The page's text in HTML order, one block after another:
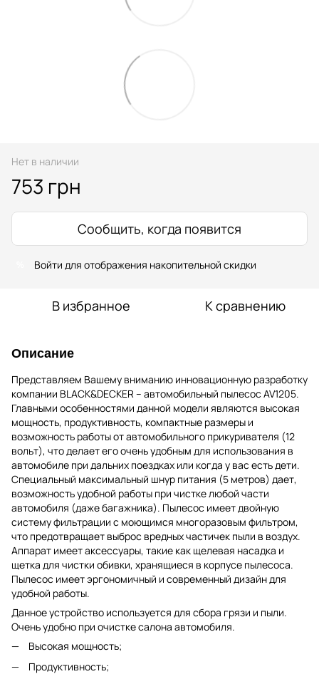
Нет в наличии
753 грн
Сообщить, когда появится
Войти для отображения накопительной скидки
В избранное К сравнению
Описание
Представляем Вашему вниманию инновационную разработку
компании BLACK&DECKER – автомобильный пылесос AV1205.
Главными особенностями данной модели являются высокая
мощность, продуктивность, компактные размеры и
возможность работы от автомобильного прикуривателя (12
вольт), что делает его очень удобным для использования в
автомобиле при дальних поездках или когда у вас есть дети.
Специальный максимальный шнур питания (5 метров) дает,
возможность удобной работы при чистке любой части
автомобиля (даже багажника). Пылесос имеет двойную
систему фильтрации с моющимся многоразовым фильтром,
что предотвращает выброс вредных частичек пыли в воздух.
Аппарат имеет аксессуары, такие как щелевая насадка и
щетка для чистки обивки, хранящиеся в корпусе пылесоса.
Пылесос имеет эргономичный и современный дизайн для
удобной работы.
Данное устройство используется для сбора грязи и пыли.
Очень удобно при очистке салона автомобиля.
Высокая мощность;
Продуктивность;